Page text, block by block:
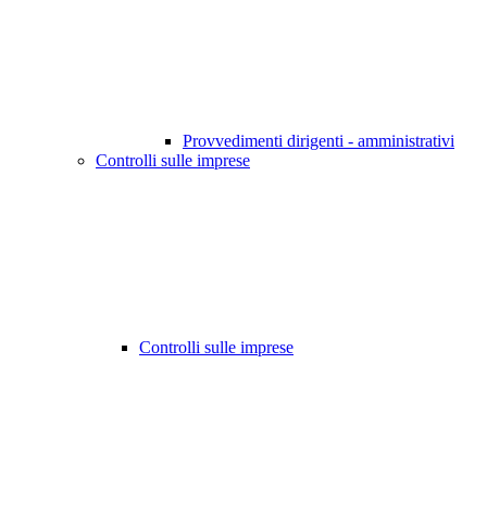
Provvedimenti dirigenti - amministrativi
Controlli sulle imprese
Controlli sulle imprese